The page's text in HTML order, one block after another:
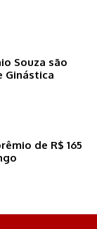
Souza são
Ginástica
de R$ 165